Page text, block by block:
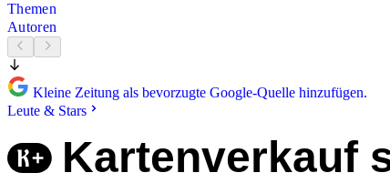
Themen
Autoren
Kleine Zeitung als bevorzugte Google-Quelle hinzufügen.
Leute & Stars
Kartenverkauf